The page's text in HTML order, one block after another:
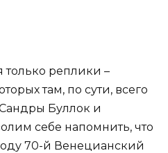
только реплики –
там, по сути, всего
Буллок и
себе напомнить, что
70-й Венецианский